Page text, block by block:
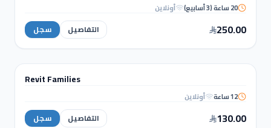
Project Management using
20 ساعة (3 أسابيع) أونلاين
250.00 التفاصيل سجل
Families
نمذجة ومعلومات البناء (BIM)
Revit Families
12 ساعة أونلاين
130.00 التفاصيل سجل